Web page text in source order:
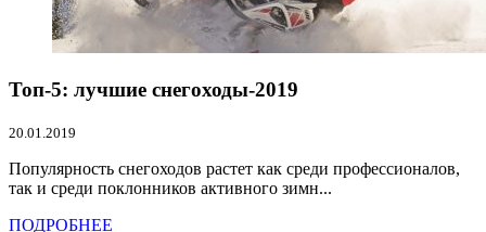
Топ-5: лучшие снегоходы-2019
20.01.2019
Популярность снегоходов растет как среди профессионалов,
так и среди поклонников активного зимн...
ПОДРОБНЕЕ